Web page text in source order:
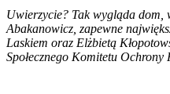
Uwierzycie? Tak wygląda dom,
Abakanowicz, zapewne
Laskiem oraz Elżbietą
Społecznego Komitetu